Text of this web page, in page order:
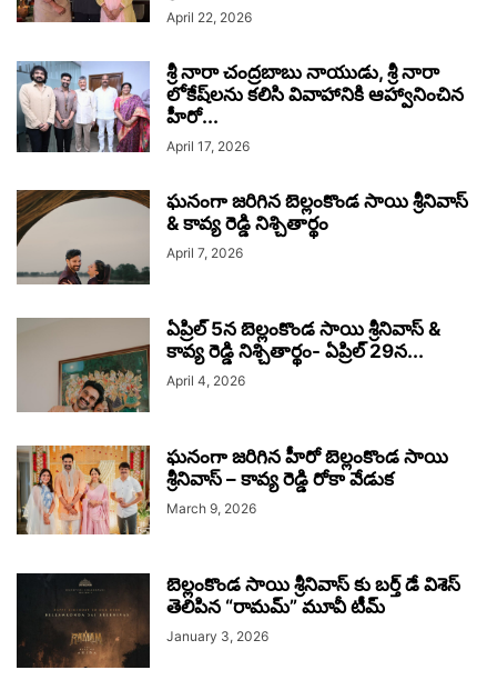
April 22, 2026
శ్రీ నారా చంద్రబాబు నాయుడు, శ్రీ నారా
లోకేష్‌లను కలిసి వివాహానికి ఆహ్వానించిన
హీరో...
April 17, 2026
ఘనంగా జరిగిన బెల్లంకొండ సాయి శ్రీనివాస్
& కావ్య రెడ్డి నిశ్చితార్థం
April 7, 2026
ఏప్రిల్ 5న బెల్లంకొండ సాయి శ్రీనివాస్ &
కావ్య రెడ్డి నిశ్చితార్థం- ఏప్రిల్ 29న...
April 4, 2026
ఘనంగా జరిగిన హీరో బెల్లంకొండ సాయి
శ్రీనివాస్ – కావ్య రెడ్డి రోకా వేడుక
March 9, 2026
బెల్లంకొండ సాయి శ్రీనివాస్ కు బర్త్ డే విశెస్
తెలిపిన “రామమ్” మూవీ టీమ్
January 3, 2026